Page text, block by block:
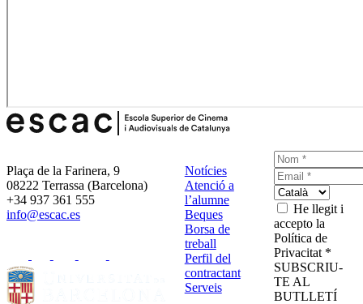
Plaça de la Farinera, 9
08222 Terrassa (Barcelona)
+34 937 361 555
info@escac.es
Notícies
Atenció a
l’alumne
Beques
Borsa de
treball
Perfil del
contractant
Serveis
He llegit i
accepto la
Política de
Privacitat *
SUBSCRIU-
TE AL
BUTLLETÍ